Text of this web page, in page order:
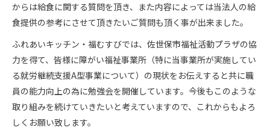
からは給食に関する質問を頂き、また内容によっては当法人の給
食提供の参考にさせて頂きたいご質問も頂く事が出来ました。
ふれあいキッチン・福むすびでは、佐世保市福祉活動プラザの協
力を得て、皆様に障がい福祉事業所（特に当事業所が実施してい
る就労継続支援A型事業について）の現状をお伝えすると共に職
員の能力向上の為に勉強会を開催しています。今後もこのような
取り組みを続けていきたいと考えていますので、これからもよろ
しくお願い致します。